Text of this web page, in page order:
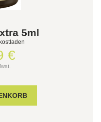
5ml
€